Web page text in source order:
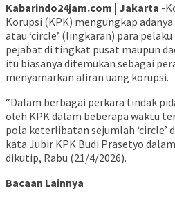
Kabarindo24jam.com | Jakarta -
Korupsi (KPK) mengungkap
atau ‘circle’ (lingkaran) para
pejabat di tingkat pusat maupun
itu biasanya ditemukan sebagai
menyamarkan aliran uang korupsi.
“Dalam berbagai perkara tindak
oleh KPK dalam beberapa waktu
pola keterlibatan sejumlah ‘circle’
kata Jubir KPK Budi Prasetyo
dikutip, Rabu (21/4/2026).
Bacaan Lainnya